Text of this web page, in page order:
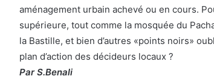
aménagement urbain achevé ou en cours.
supérieure, tout comme la mosquée du
la Bastille, et bien d’autres «points noirs»
plan d’action des décideurs locaux ?
Par S.Benali